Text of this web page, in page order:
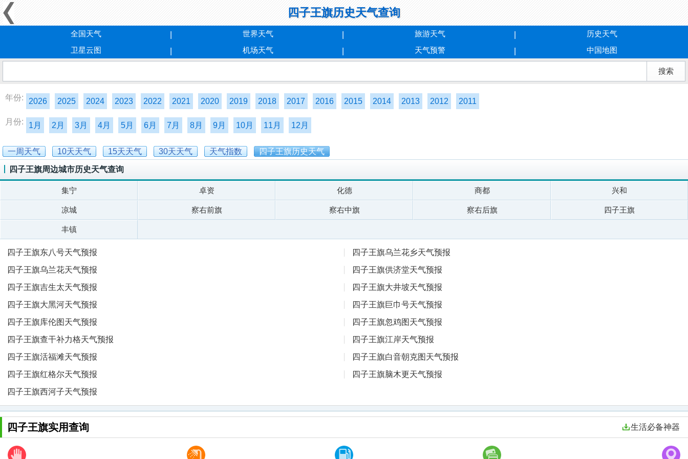
四子王旗历史天气查询
全国天气 世界天气 旅游天气
历史天气
卫星云图
机场天气 天气预警 中国地图
年份: 2026 2025 2024 2023 2022 2021 2020 2019 2018 2017 2016 2015 2014 2013 2012 2011
月份: 1月 2月 3月 4月 5月 6月 7月 8月 9月 10月 11月 12月
一周天气 10天天气 15天天气 30天天气 天气指数 四子王旗历史天气
四子王旗周边城市历史天气查询
集宁 卓资 化德 商都 兴和
凉城 察右前旗 察右中旗 察右后旗 四子王旗
丰镇
四子王旗东八号天气预报
四子王旗乌兰花乡天气预报
四子王旗乌兰花天气预报
四子王旗供济堂天气预报
四子王旗吉生太天气预报
四子王旗大井坡天气预报
四子王旗大黑河天气预报
四子王旗巨巾号天气预报
四子王旗库伦图天气预报
四子王旗忽鸡图天气预报
四子王旗查干补力格天气预报
四子王旗江岸天气预报
四子王旗活福滩天气预报
四子王旗白音朝克图天气预报
四子王旗红格尔天气预报
四子王旗脑木更天气预报
四子王旗西河子天气预报
四子王旗实用查询 生活必备神器